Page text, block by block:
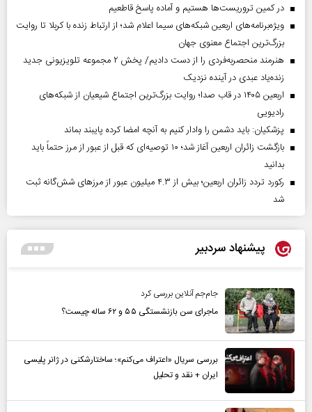
در کمین تروریست‌ها هستیم و آماده پاسخ قاطعیم
ویژه‌برنامه‌های اربعین شبکه‌های سیما اعلام شد؛ از ارتباط زنده با کربلا تا روایت
بزرگ‌ترین اجتماع معنوی جهان
هنرمند منحصر‌به‌فردی را از دست دادیم/ پخش ۲ مجموعه تلویزیونی جدید
زنده‌یاد عبدی در آینده نزدیک
اربعین ۱۴۰۵ در قاب صدا؛ روایت بزرگ‌ترین اجتماع شیعیان از شبکه‌های
رادیویی
پزشکیان: باید دشمن را وادار کنیم به آنچه امضا کرده پایبند بماند
بازگشت زائران اربعین آغاز شد؛ ۱۰ توصیه‌ای که قبل از عبور از مرز حتماً باید
بدانید
رکورد تردد زائران اربعین؛ بیش از ۴.۳ میلیون عبور از مرزهای شش‌گانه ثبت
شد
پیشنهاد سردبیر
جام‌جم آنلاین بررسی کرد
ماجرای سن بازنشستگی ۵۵ و ۶۲ ساله چیست؟
بررسی سریال «اعتراف می‌کنم»؛ ساختارشکنی در ژانر پلیسی
ایران + نقد و تحلیل